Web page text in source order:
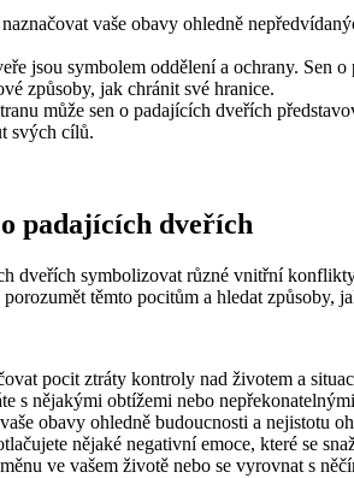
vaše obavy ohledně
jsou symbolem oddělení a ochrany. Sen
způsoby, jak chránit své hranice.
může sen o padajících dveřích
svých cílů.
padajících dveřích
dveřích symbolizovat různé vnitřní
těmto pocitům a hledat způsoby,
pocit ztráty kontroly nad životem a
s nějakými obtížemi nebo
obavy ohledně budoucnosti a nejistotu
nějaké negativní emoce, které se
ve vašem životě nebo se vyrovnat s